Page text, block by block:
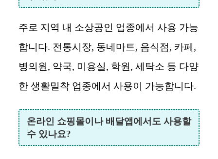
주로 지역 내 소상공인 업종에서 사용 가능
합니다. 전통시장, 동네마트, 음식점, 카페,
병의원, 약국, 미용실, 학원, 세탁소 등 다양
한 생활밀착 업종에서 사용이 가능합니다.
온라인 쇼핑몰이나 배달앱에서도 사용할
수 있나요?